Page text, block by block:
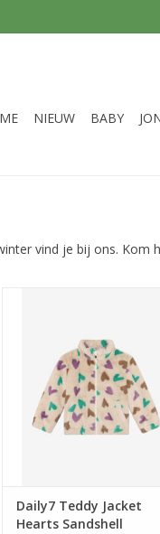
NIEUW BABY
vind je bij ons. Kom
TOEVOEGEN AAN
Daily7 Teddy Jacket
Hearts Sandshell